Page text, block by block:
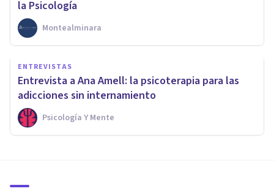
la Psicología
Montealminara
ENTREVISTAS
Entrevista a Ana Amell: la psicoterapia para las
adicciones sin internamiento
Psicología Y Mente